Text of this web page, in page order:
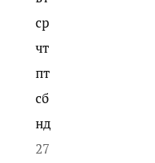
ср
чт
пт
сб
нд
27